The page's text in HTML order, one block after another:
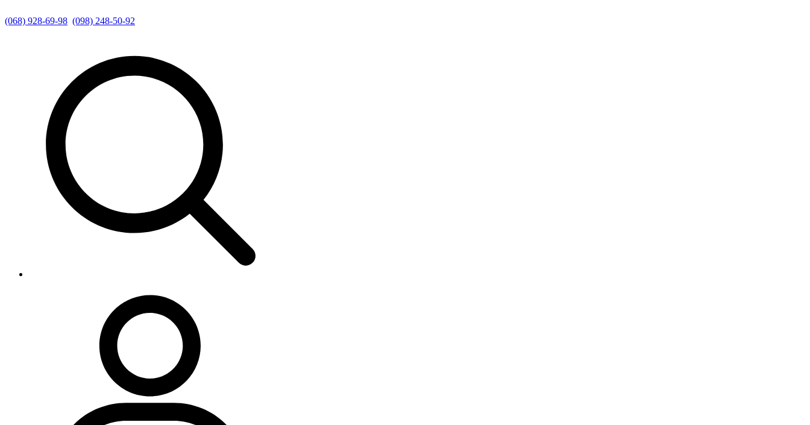
(068) 928-69-98 (098) 248-50-92